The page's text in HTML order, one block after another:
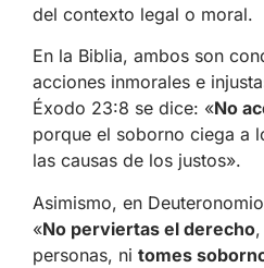
del contexto legal o moral.
En la Biblia, ambos son
acciones inmorales e
Éxodo 23:8 se dice: «No
porque el soborno ciega a
las causas de los justos».
Asimismo, en
«No perviertas el derecho
personas, ni tomes